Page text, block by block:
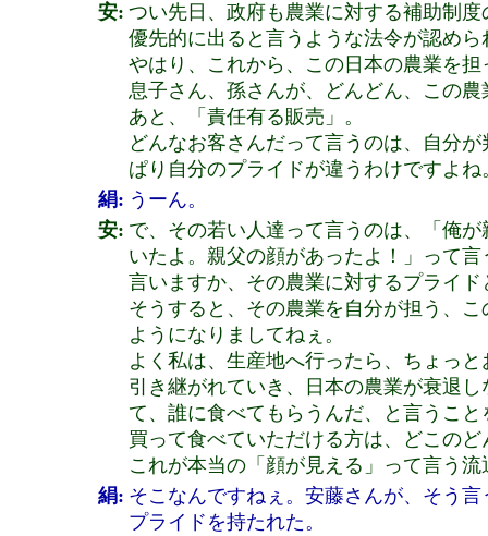
安: つい先日、政府も農業に対する補助制
優先的に出ると言うような法令が認めら
やはり、これから、この日本の農業を
息子さん、孫さんが、どんどん、この
あと、「責任有る販売」。
どんなお客さんだって言うのは、自分
ぱり自分のプライドが違うわけですよね
絹: うーん。
安: で、その若い人達って言うのは、「俺
いたよ。親父の顔があったよ！」って
言いますか、その農業に対するプライ
そうすると、その農業を自分が担う、
ようになりましてねぇ。
よく私は、生産地へ行ったら、ちょっ
引き継がれていき、日本の農業が衰退
て、誰に食べてもらうんだ、と言うこと
買って食べていただける方は、どこの
これが本当の「顔が見える」って言う
絹: そこなんですねぇ。安藤さんが、そう
プライドを持たれた。